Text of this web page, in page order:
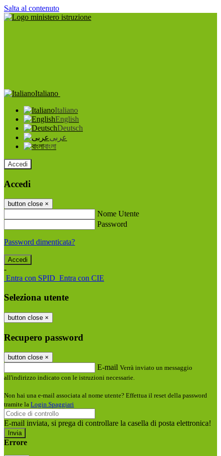
Salta al contenuto
Italiano
Italiano
English
Deutsch
عربى
বাংলা
Accedi
Accedi
button close ×
Nome Utente
Password
Password dimenticata?
-
Entra con SPID Entra con CIE
Seleziona utente
button close ×
Recupero password
button close ×
E-mail Verrà inviato un messaggio
all'indirizzo indicato con le istruzioni necessarie.
Non hai una e-mail associata al nome utente? Effettua il reset della password
tramite la Login Spaggiari
E-mail inviata, si prega di controllare la casella di posta elettronica!
Errore